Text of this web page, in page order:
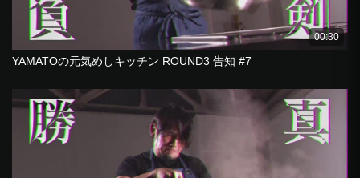
00:30
YAMATOの元気めしキッチン ROUND3 告知 #7